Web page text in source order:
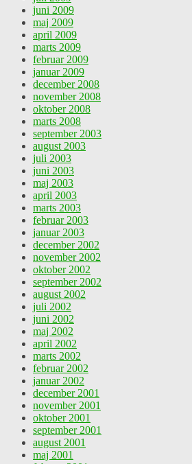
juni 2009
maj 2009
april 2009
marts 2009
februar 2009
januar 2009
december 2008
november 2008
oktober 2008
marts 2008
september 2003
august 2003
juli 2003
juni 2003
maj 2003
april 2003
marts 2003
februar 2003
januar 2003
december 2002
november 2002
oktober 2002
september 2002
august 2002
juli 2002
juni 2002
maj 2002
april 2002
marts 2002
februar 2002
januar 2002
december 2001
november 2001
oktober 2001
september 2001
august 2001
maj 2001